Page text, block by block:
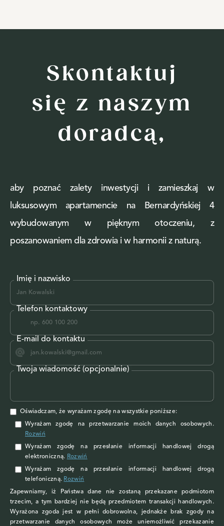
Imię i nazwisko
Telefon kontaktowy
E-mail do kontaktu
Twoja wiadomość (opcjonalnie)
Oświadczam, że wyrażam zgodę na wszystkie poniższe:
Wyrażam zgodę na przetwarzanie moich danych osobowych .
Rozwiń
Wyrażam zgodęna przesłanie informacji handlowej drogą
elektroniczną. Rozwiń
Wyrażam zgodęna przesłanie informacji handlowej drogą
telefoniczną. Rozwiń
Zapewniamy, iż Państwa dane nie zostaną przekazane podmiotom
trzecim, a tym bardziej nie będą przedmiotem transakcji handlowych.
Wyrażona zgoda jest w pełni dobrowolna, jednakże brak zgody na
przetwarzanie danych osobowych może uniemożliwić przekazanie
Skontaktuj
się z naszym
doradcą,
aby poznać zalety inwestycji i zamieszkaj w
luksusowym apartamencie na Bernardyńskiej 4
wybudowanym w pięknym otoczeniu, z
poszanowaniem dla zdrowia i w harmonii z naturą.